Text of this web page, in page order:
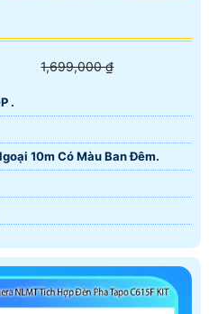
1,699,000 ₫
.
10m Có Màu Ban Ðêm.